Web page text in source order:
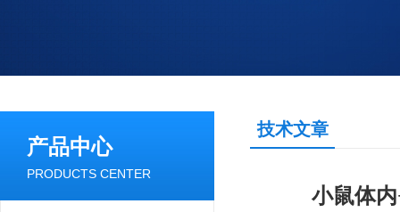
产品中心
PRODUCTS CENTER
技术文章
小鼠体